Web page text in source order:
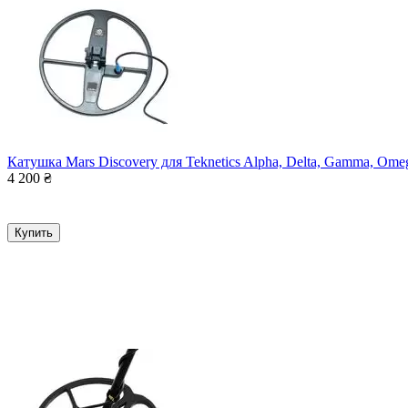
Катушка Mars Discovery для Teknetics Alpha, Delta, Gamma,
4 200 ₴
Купить